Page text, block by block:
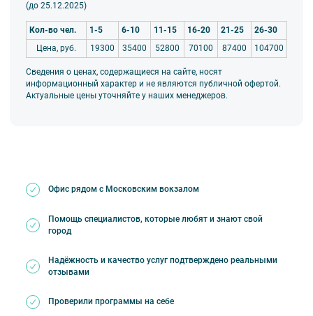
(до 25.12.2025)
Кол-во чел. 1-5 6-10 11-15 16-20 21-25
26-30
Цена, руб.
19300 35400 52800 70100 87400 104700
Сведения о ценах, содержащиеся на сайте, носят
информационный характер и не являются публичной офертой.
Актуальные цены уточняйте у наших менеджеров.
Офис рядом с Московским вокзалом
Помощь специалистов, которые любят и знают свой
город
Надёжность и качество услуг подтверждено реальными
отзывами
Проверили программы на себе